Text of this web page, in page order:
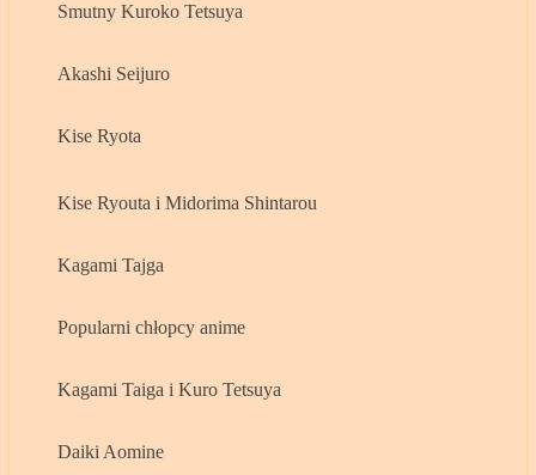
Smutny Kuroko Tetsuya
Akashi Seijuro
Kise Ryota
Kise Ryouta i Midorima Shintarou
Kagami Tajga
Popularni chłopcy anime
Kagami Taiga i Kuro Tetsuya
Daiki Aomine